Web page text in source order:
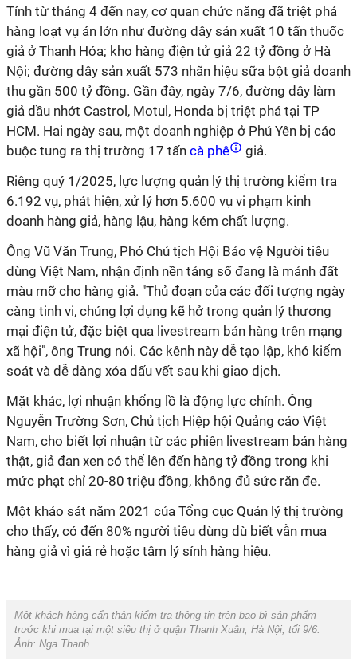
Tính từ tháng 4 đến nay, cơ quan chức năng đã triệt phá
hàng loạt vụ án lớn như đường dây sản xuất 10 tấn thuốc
giả ở Thanh Hóa; kho hàng điện tử giả 22 tỷ đồng ở Hà
Nội; đường dây sản xuất 573 nhãn hiệu sữa bột giả doanh
thu gần 500 tỷ đồng. Gần đây, ngày 7/6, đường dây làm
giả dầu nhớt Castrol, Motul, Honda bị triệt phá tại TP
HCM. Hai ngày sau, một doanh nghiệp ở Phú Yên bị cáo
buộc tung ra thị trường 17 tấn cà phê
giả.
Riêng quý 1/2025, lực lượng quản lý thị trường kiểm tra
6.192 vụ, phát hiện, xử lý hơn 5.600 vụ vi phạm kinh
doanh hàng giả, hàng lậu, hàng kém chất lượng.
Ông Vũ Văn Trung, Phó Chủ tịch Hội Bảo vệ Người tiêu
dùng Việt Nam, nhận định nền tảng số đang là mảnh đất
màu mỡ cho hàng giả. "Thủ đoạn của các đối tượng ngày
càng tinh vi, chúng lợi dụng kẽ hở trong quản lý thương
mại điện tử, đặc biệt qua livestream bán hàng trên mạng
xã hội", ông Trung nói. Các kênh này dễ tạo lập, khó kiểm
soát và dễ dàng xóa dấu vết sau khi giao dịch.
Mặt khác, lợi nhuận khổng lồ là động lực chính. Ông
Nguyễn Trường Sơn, Chủ tịch Hiệp hội Quảng cáo Việt
Nam, cho biết lợi nhuận từ các phiên livestream bán hàng
thật, giả đan xen có thể lên đến hàng tỷ đồng trong khi
mức phạt chỉ 20-80 triệu đồng, không đủ sức răn đe.
Một khảo sát năm 2021 của Tổng cục Quản lý thị trường
cho thấy, có đến 80% người tiêu dùng dù biết vẫn mua
hàng giả vì giá rẻ hoặc tâm lý sính hàng hiệu.
Một khách hàng cẩn thận kiểm tra thông tin trên bao bì sản phẩm
trước khi mua tại một siêu thị ở quận Thanh Xuân, Hà Nội, tối 9/6.
Ảnh: Nga Thanh